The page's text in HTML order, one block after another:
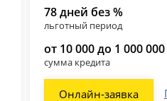
78 дней без %
льготный период
от 10 000 до 1 000
сумма кредита
Онлайн-заявка